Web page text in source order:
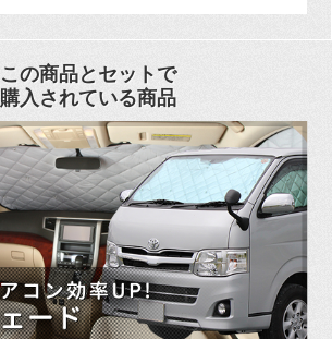
この商品とセットで
購入されている商品